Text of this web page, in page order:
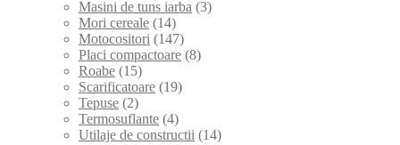
Masini de tuns iarba (3)
Mori cereale (14)
Motocositori (147)
Placi compactoare (8)
Roabe (15)
Scarificatoare (19)
Tepuse (2)
Termosuflante (4)
Utilaje de constructii (14)